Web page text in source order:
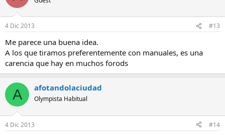
4 Dic 2013 #13
Me parece una buena idea.
A los que tiramos preferentemente con manuales, es una
carencia que hay en muchos forods
A afotandolaciudad
Olympista Habitual
4 Dic 2013 #14